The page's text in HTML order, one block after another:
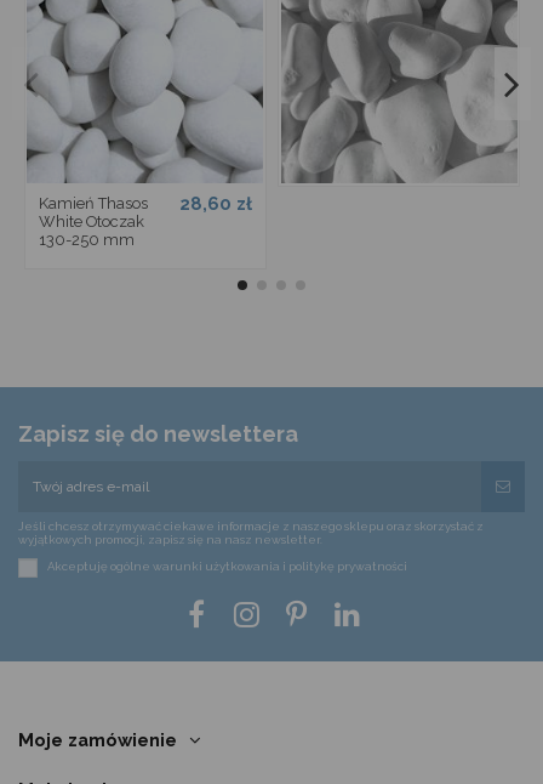
Kamień Thasos
White Otoczak
130-250 mm
28,60 zł
Zapisz się do newslettera
Jeśli chcesz otrzymywać ciekawe informacje z naszego sklepu oraz skorzystać z
wyjątkowych promocji, zapisz się na nasz newsletter.
Akceptuję ogólne warunki użytkowania i politykę prywatności
Moje zamówienie